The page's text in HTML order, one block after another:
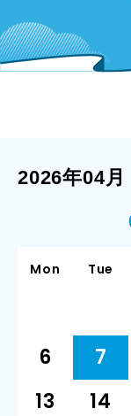
2026年04月
Mon Tue
6
7
13
14